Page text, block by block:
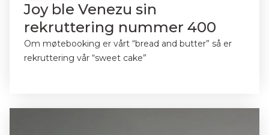
Joy ble Venezu sin
rekruttering nummer 400
Om møtebooking er vårt “bread and butter” så er
rekruttering vår “sweet cake”